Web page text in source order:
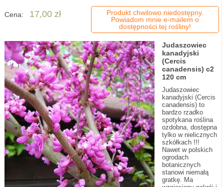
Cena: 17,00 zł
Produkt chwilowo niedostępny.
Powiadom mnie e-mailem o
dostępności tej rośliny!
Judaszowiec
kanadyjski
(Cercis
canadensis) c2
120 cm
Judaszowiec
kanadyjski (Cercis
canadensis) to
bardzo rzadko
spotykana roślina
ozdobna, dostępna
tylko w nielicznych
szkółkach !!!
Nawet w polskich
ogrodach
botanicznych
stanowi niemałą
gratkę. Ma